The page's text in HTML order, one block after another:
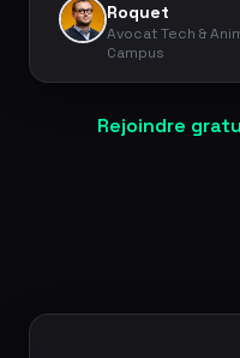
Roquet
Avocat Tech &
Campus
Rejoindre